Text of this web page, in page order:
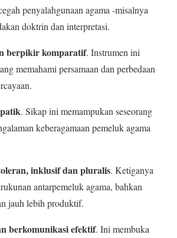
penyalahgunaan agama -misalnya
doktrin dan interpretasi.
berpikir komparatif. Instrumen ini
memahami persamaan dan perbedaan
. Sikap ini memampukan seseorang
keberagamaan pemeluk agama
inklusif dan pluralis. Ketiganya
antarpemeluk agama, bahkan
jauh lebih produktif.
berkomunikasi efektif. Ini membuka